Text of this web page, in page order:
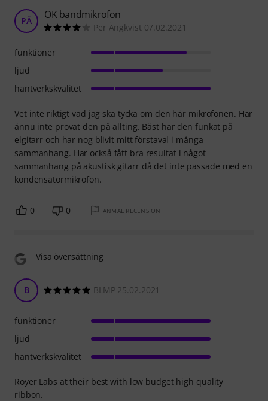
PÄ OK bandmikrofon
Per Ängkvist 07.02.2021
Vet inte riktigt vad jag ska tycka om den här mikrofonen. Har
ännu inte provat den på allting. Bäst har den funkat på
elgitarr och har nog blivit mitt förstaval i många
sammanhang. Har också fått bra resultat i något
sammanhang på akustisk gitarr då det inte passade med en
kondensatormikrofon.
funktioner
ljud
hantverkskvalitet
0 0 ANMÄL RECENSION
Visa översättning
B BLMP 25.02.2021
Royer Labs at their best with low budget high quality
ribbon.
funktioner
ljud
hantverkskvalitet